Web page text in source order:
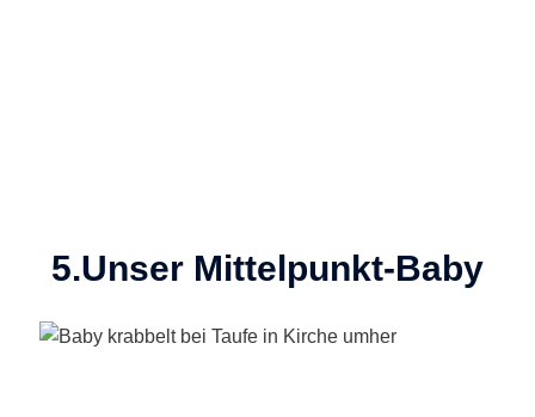
5.Unser Mittelpunkt-Baby